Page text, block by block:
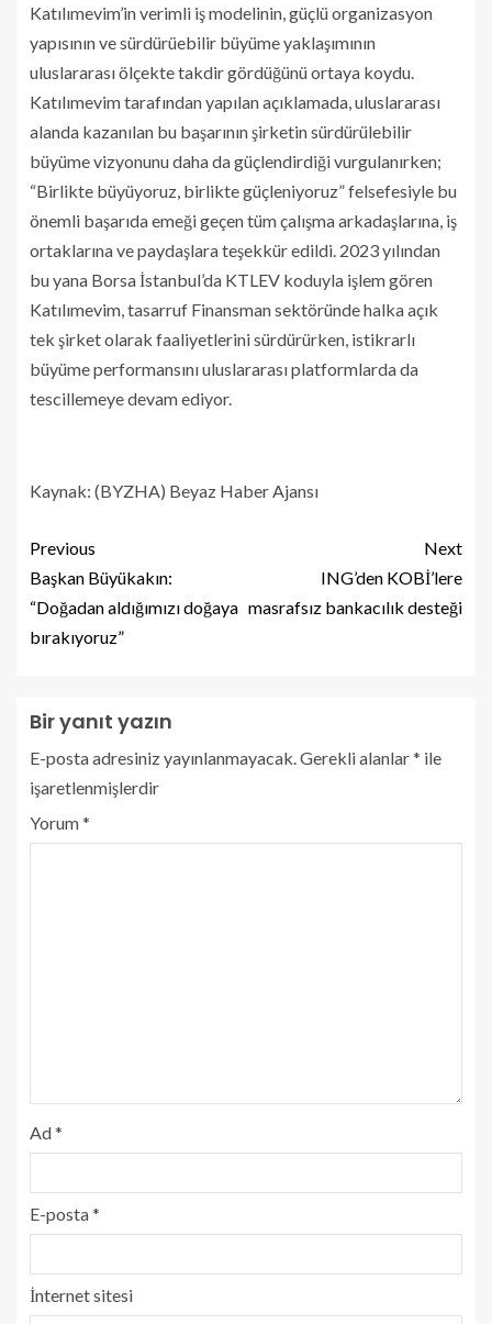
Katılımevim’in verimli iş modelinin, güçlü organizasyon
yapısının ve sürdürüebilir büyüme yaklaşımının
uluslararası ölçekte takdir gördüğünü ortaya koydu.
Katılımevim tarafından yapılan açıklamada, uluslararası
alanda kazanılan bu başarının şirketin sürdürülebilir
büyüme vizyonunu daha da güçlendirdiği vurgulanırken;
“Birlikte büyüyoruz, birlikte güçleniyoruz” felsefesiyle bu
önemli başarıda emeği geçen tüm çalışma arkadaşlarına, iş
ortaklarına ve paydaşlara teşekkür edildi. 2023 yılından
bu yana Borsa İstanbul’da KTLEV koduyla işlem gören
Katılımevim, tasarruf Finansman sektöründe halka açık
tek şirket olarak faaliyetlerini sürdürürken, istikrarlı
büyüme performansını uluslararası platformlarda da
tescillemeye devam ediyor.
Kaynak: (BYZHA) Beyaz Haber Ajansı
Previous
Başkan Büyükakın:
“Doğadan aldığımızı doğaya
bırakıyoruz”
Next
ING’den KOBİ’lere
masrafsız bankacılık desteği
Bir yanıt yazın
E-posta adresiniz yayınlanmayacak. Gerekli alanlar* ile
işaretlenmişlerdir
Yorum*
Ad*
E-posta*
İnternet sitesi